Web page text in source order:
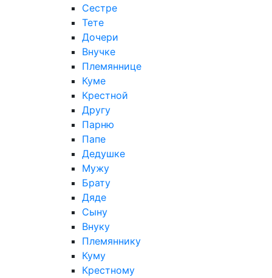
Сестре
Тете
Дочери
Внучке
Племяннице
Куме
Крестной
Другу
Парню
Папе
Дедушке
Мужу
Брату
Дяде
Сыну
Внуку
Племяннику
Куму
Крестному